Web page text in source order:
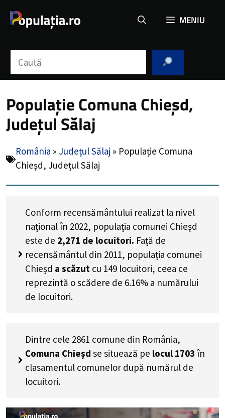
MENIU
Populație Comuna Chieșd,
Județul Sălaj
România » Județul Sălaj » Populație Comuna
Chieșd, Județul Sălaj
Conform recensământului realizat la nivel
național în 2022, populația comunei Chieșd
este de 2,271 de locuitori. Față de
recensământul din 2011, populația comunei
Chieșd a scăzut cu 149 locuitori, ceea ce
reprezintă o scădere de 6.16% a numărului
de locuitori.
Dintre cele 2861 comune din România,
Comuna Chieșd se situează pe locul 1703 în
clasamentul comunelor după numărul de
locuitori.